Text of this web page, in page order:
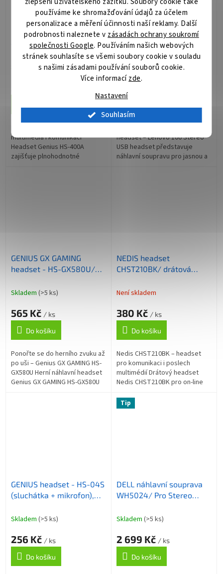
používáme ke shromažďování údajů za účelem
personalizace a měření účinnosti naší reklamy. Další
podrobnosti naleznete v zásadách ochrany soukromí
společnosti Google. Používáním našich webových
stránek souhlasíte se všemi soubory cookie v souladu
s našimi zásadami používání souborů cookie.
Více informacízde.
Nastavení
Souhlasím
GENIUS headset HS-
400A, 2x 3,5 jack, redukce
na single jack
(>5 ks)
multimédia i komunikaci
Headset Genius HS-400A
zajišťuje plnohodnotné
Lenovo 100 USB Stereo
Headset
Není skladem
headset – Lenovo 100 Stereo
USB headset představuje
náhlavní soupravu pro jasnou a
GENIUS GX GAMING
headset - HS-GX580U/
hlasitosti
Skladem (>5 ks)
565 Kč / ks
Do košíku
Ponořte se do herního zvuku až
po uši – Genius GX GAMING HS-
GX580U Herní náhlavní headset
Genius GX GAMING HS-GX580U
NEDIS headset
CHST210BK/ drátová
3.5 mm jack/ 2x 3.5 mm
Není skladem
380 Kč / ks
Do košíku
Nedis CHST210BK – headset
pro komunikaci i poslech
multimédií Drátový headset
Nedis CHST210BK pro on-line
Měkké náušníky a nastavitelný
hlavový...
GENIUS headset - HS-04S
(sluchátka + mikrofon),
Skladem (>5 ks)
256 Kč / ks
Do košíku
Tip
DELL náhlavní souprava
WH5024/ Pro Stereo
mikrofon
Skladem (>5 ks)
2 699 Kč / ks
Do košíku